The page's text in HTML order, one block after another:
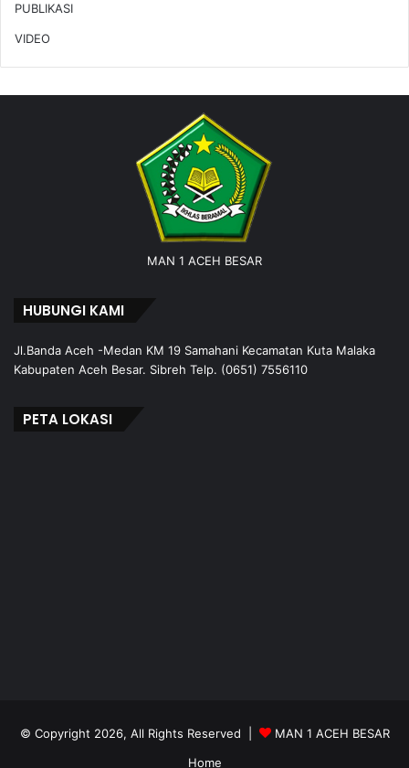
PUBLIKASI
VIDEO
MAN 1 ACEH BESAR
HUBUNGI KAMI
Jl.Banda Aceh -Medan KM 19 Samahani Kecamatan Kuta Malaka
Kabupaten Aceh Besar. Sibreh Telp. (0651) 7556110
PETA LOKASI
© Copyright 2026, All Rights Reserved |
MAN 1 ACEH BESAR
Home